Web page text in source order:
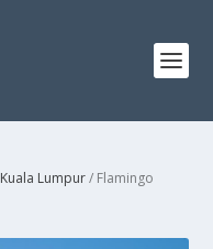
Kuala Lumpur/ Flamingo